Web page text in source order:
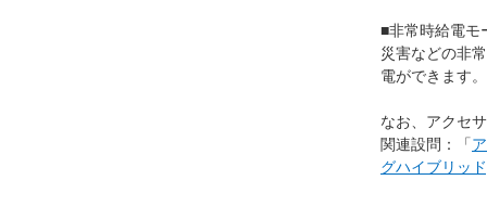
■非常時給電モ
災害などの非
電ができます。
なお、アクセ
関連設問：「
グハイブリッ